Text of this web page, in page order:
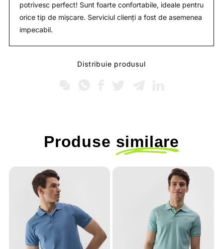
potrivesc perfect! Sunt foarte confortabile, ideale pentru
orice tip de mișcare. Serviciul clienți a fost de asemenea
impecabil.
Distribuie produsul
Produse similare